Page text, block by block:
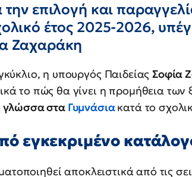
την επιλογή και
έτος 2025-2026,
Ζαχαράκη
η υπουργός ΠαιδείαςΣοφία
το πώς θα γίνει η προμήθεια
γλώσσα στα Γυμνάσιακατά το
εγκεκριμένο
αποκλειστικά από τις